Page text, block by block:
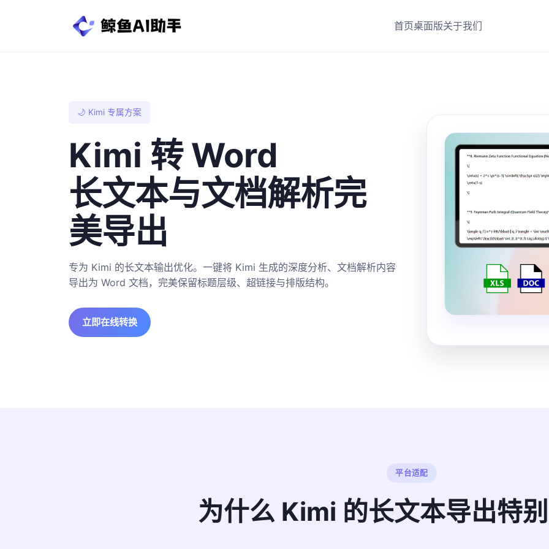
首页桌面版关于我们
🌙 Kimi 专属方案
Kimi 转 Word
长文本与文档解析完
美导出
专为 Kimi 的长文本输出优化。一键将 Kimi 生成的深度分析、文档解析内容
导出为 Word 文档，完美保留标题层级、超链接与排版结构。
立即在线转换
平台适配
为什么 Kimi 的长文本导出特